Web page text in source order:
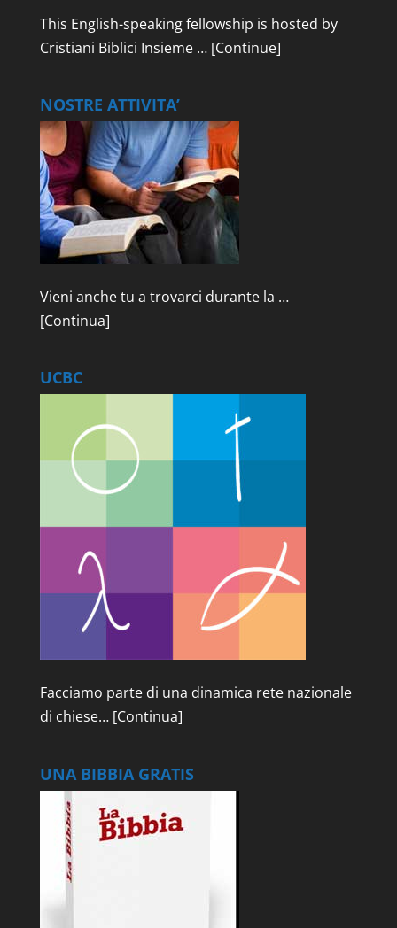
This English-speaking fellowship is hosted by
Cristiani Biblici Insieme … [Continue]
NOSTRE ATTIVITA’
Vieni anche tu a trovarci durante la …
[Continua]
UCBC
Facciamo parte di una dinamica rete nazionale
di chiese… [Continua]
UNA BIBBIA GRATIS